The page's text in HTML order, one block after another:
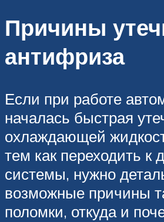
Причины
антифриза
Если при работе
началась быстрая
охлаждающей
тем как переходить к
системы, нужно
возможные причины
поломки, откуда и